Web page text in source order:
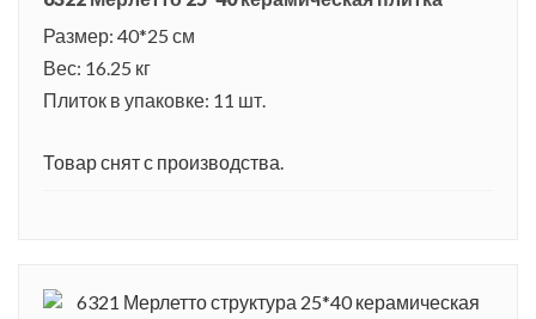
декорировали даже одежду королевских семей.
Размер: 40*25 см
Вес: 16.25 кг
Плиток в упаковке: 11 шт.
Товар снят с производства.